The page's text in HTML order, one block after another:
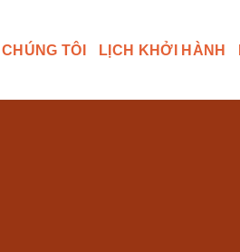
TÔI LỊCH KHỞI HÀNH